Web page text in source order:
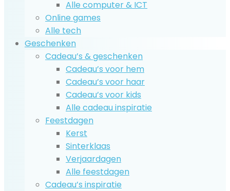
Alle computer & ICT
Online games
Alle tech
Geschenken
Cadeau’s & geschenken
Cadeau’s voor hem
Cadeau’s voor haar
Cadeau’s voor kids
Alle cadeau inspiratie
Feestdagen
Kerst
Sinterklaas
Verjaardagen
Alle feestdagen
Cadeau’s inspiratie